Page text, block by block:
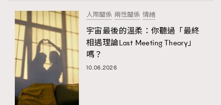
人際關係 兩性關係 情緒
宇宙最後的溫柔：你聽過「最終
相遇理論Last Meeting Theory」
嗎？
10.06.2026